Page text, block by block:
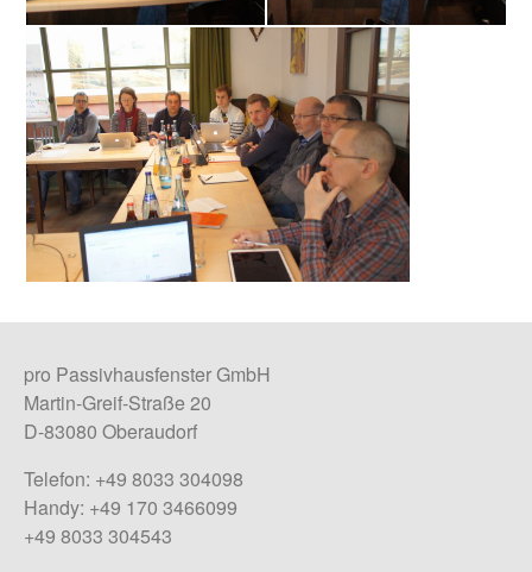
pro Passivhausfenster GmbH
Martin-Greif-Straße 20
D-83080 Oberaudorf
Telefon: +49 8033 304098
Handy: +49 170 3466099
+49 8033 304543